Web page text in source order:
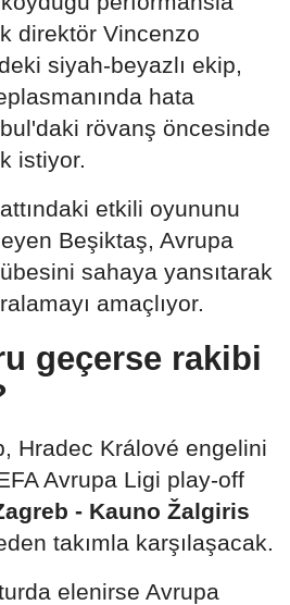
direktör Vincenzo
siyah-beyazlı ekip,
hata
rövanş öncesinde
istiyor.
etkili oyununu
Beşiktaş, Avrupa
sahaya yansıtarak
amaçlıyor.
geçerse rakibi
Hradec Králové engelini
Avrupa Ligi play-off
- Kauno Žalgiris
takımla karşılaşacak.
elenirse Avrupa